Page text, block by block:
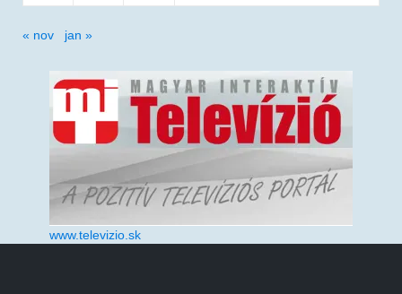
« nov jan »
www.televizio.sk